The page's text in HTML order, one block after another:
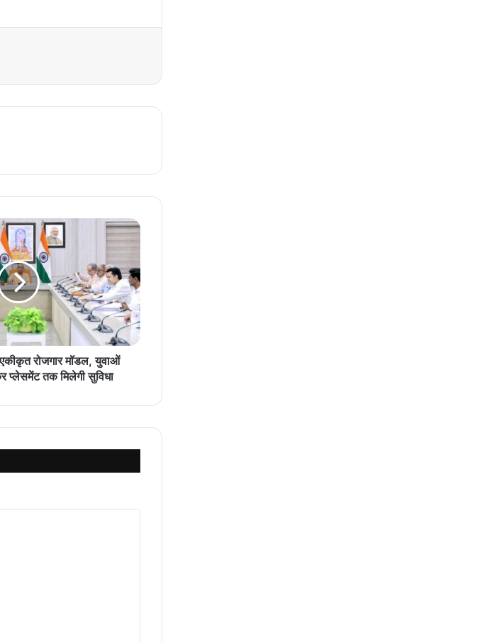
रोजगार मॉडल, युवाओं
प्लेसमेंट तक मिलेगी सुविधा